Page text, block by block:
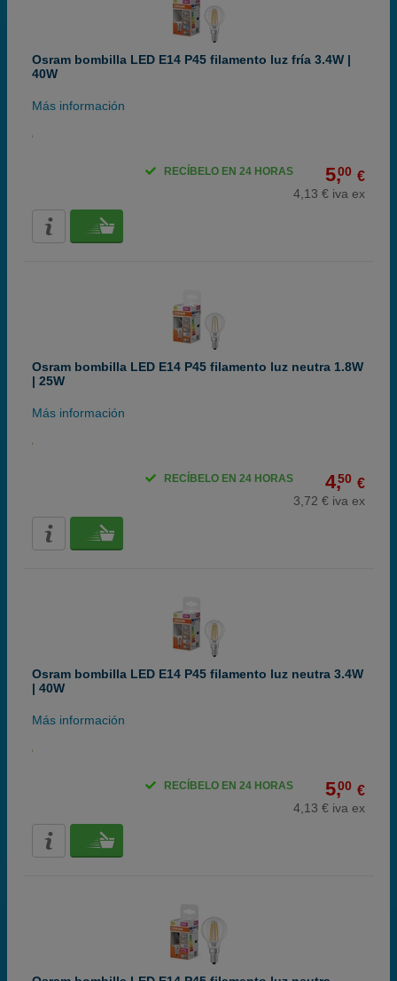
Osram bombilla LED E14 P45 filamento luz fría 3.4W |
40W
Más información
5,00 €
4,13 € iva ex
RECÍBELO EN 24 HORAS
Osram bombilla LED E14 P45 filamento luz neutra 1.8W
| 25W
Más información
4,50 €
3,72 € iva ex
RECÍBELO EN 24 HORAS
Osram bombilla LED E14 P45 filamento luz neutra 3.4W
| 40W
Más información
5,00 €
4,13 € iva ex
RECÍBELO EN 24 HORAS